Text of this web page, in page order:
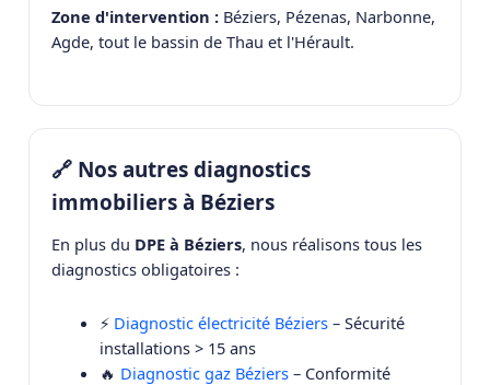
Zone d'intervention : Béziers, Pézenas, Narbonne,
Agde, tout le bassin de Thau et l'Hérault.
🔗 Nos autres diagnostics
immobiliers à Béziers
En plus du DPE à Béziers, nous réalisons tous les
diagnostics obligatoires :
⚡ Diagnostic électricité Béziers– Sécurité
installations > 15 ans
🔥 Diagnostic gaz Béziers– Conformité